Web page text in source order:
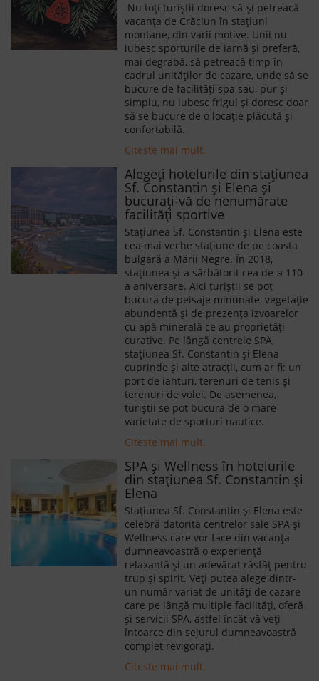
Nu toți turiștii doresc să-și petreacă
vacanța de Crăciun în stațiuni
montane, din varii motive. Unii nu
iubesc sporturile de iarnă și preferă,
mai degrabă, să petreacă timp în
cadrul unităților de cazare, unde să se
bucure de facilități spa sau, pur și
simplu, nu iubesc frigul și doresc doar
să se bucure de o locație plăcută și
confortabilă.
Citeste mai mult.
Alegeți hotelurile din stațiunea
Sf. Constantin și Elena și
bucurați-vă de nenumărate
facilități sportive
Stațiunea Sf. Constantin și Elena este
cea mai veche stațiune de pe coasta
bulgară a Mării Negre. În 2018,
stațiunea și-a sărbătorit cea de-a 110-
a aniversare. Aici turiștii se pot
bucura de peisaje minunate, vegetație
abundentă și de prezența izvoarelor
cu apă minerală ce au proprietăți
curative. Pe lângă centrele SPA,
staţiunea Sf. Constantin şi Elena
cuprinde şi alte atracţii, cum ar fi: un
port de iahturi, terenuri de tenis şi
terenuri de volei. De asemenea,
turiştii se pot bucura de o mare
varietate de sporturi nautice.
Citeste mai mult.
SPA și Wellness în hotelurile
din stațiunea Sf. Constantin și
Elena
Stațiunea Sf. Constantin și Elena este
celebră datorită centrelor sale SPA și
Wellness care vor face din vacanța
dumneavoastră o experiență
relaxantă și un adevărat răsfăț pentru
trup și spirit. Veți putea alege dintr-
un număr variat de unități de cazare
care pe lângă multiple facilități, oferă
și servicii SPA, astfel încât vă veți
întoarce din sejurul dumneavoastră
complet revigorați.
Citeste mai mult.